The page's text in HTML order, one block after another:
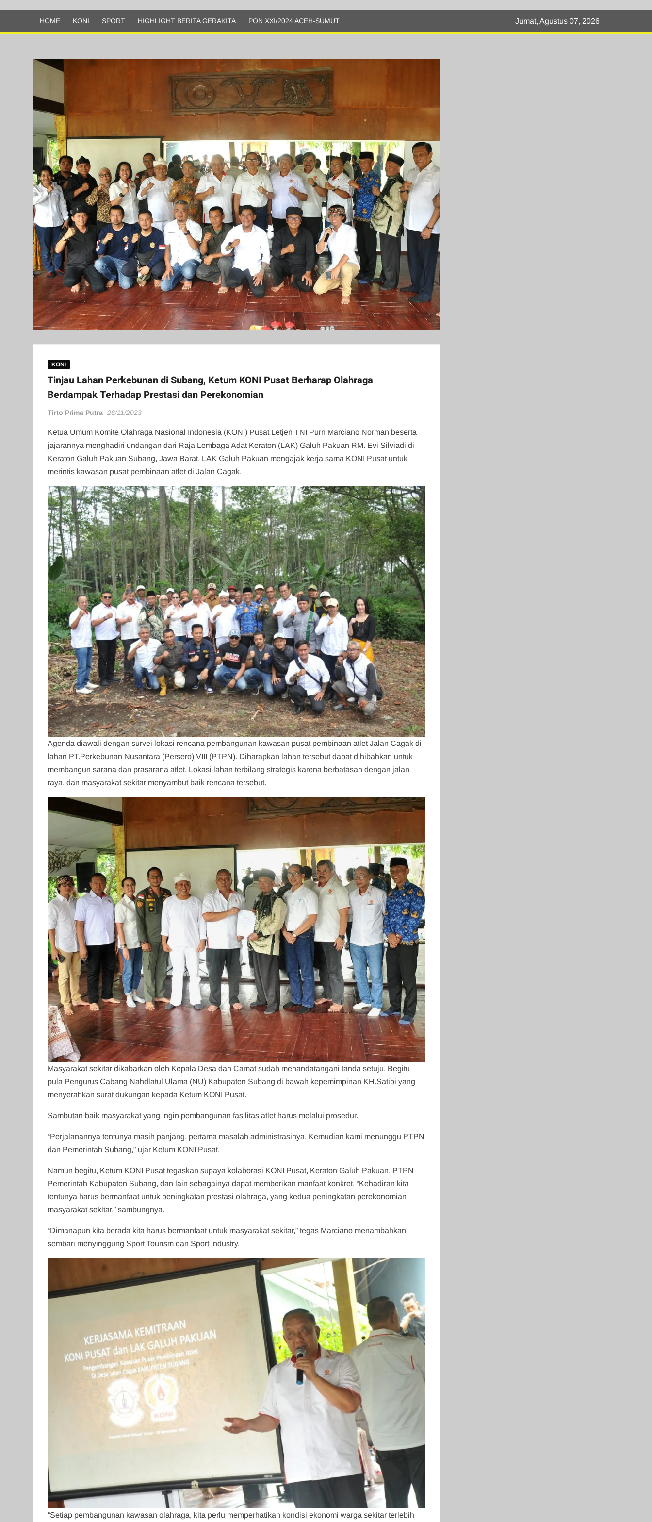
Olahraga
HOME KONI SPORT HIGHLIGHT BERITA GERAKITA PON XXI/2024 ACEH-SUMUT Jumat, Agustus 07, 2026
KONI
Tinjau Lahan Perkebunan di Subang, Ketum KONI Pusat Berharap Olahraga
Berdampak Terhadap Prestasi dan Perekonomian
Tirto Prima Putra 28/11/2023
Ketua Umum Komite Olahraga Nasional Indonesia (KONI) Pusat Letjen TNI Purn Marciano Norman beserta
jajarannya menghadiri undangan dari Raja Lembaga Adat Keraton (LAK) Galuh Pakuan RM. Evi Silviadi di
Keraton Galuh Pakuan Subang, Jawa Barat. LAK Galuh Pakuan mengajak kerja sama KONI Pusat untuk
merintis kawasan pusat pembinaan atlet di Jalan Cagak.
Agenda diawali dengan survei lokasi rencana pembangunan kawasan pusat pembinaan atlet Jalan Cagak di
lahan PT.Perkebunan Nusantara (Persero) VIII (PTPN). Diharapkan lahan tersebut dapat dihibahkan untuk
membangun sarana dan prasarana atlet. Lokasi lahan terbilang strategis karena berbatasan dengan jalan
raya, dan masyarakat sekitar menyambut baik rencana tersebut.
Masyarakat sekitar dikabarkan oleh Kepala Desa dan Camat sudah menandatangani tanda setuju. Begitu
pula Pengurus Cabang Nahdlatul Ulama (NU) Kabupaten Subang di bawah kepemimpinan KH.Satibi yang
menyerahkan surat dukungan kepada Ketum KONI Pusat.
Sambutan baik masyarakat yang ingin pembangunan fasilitas atlet harus melalui prosedur.
“Perjalanannya tentunya masih panjang, pertama masalah administrasinya. Kemudian kami menunggu PTPN
dan Pemerintah Subang,” ujar Ketum KONI Pusat.
Namun begitu, Ketum KONI Pusat tegaskan supaya kolaborasi KONI Pusat, Keraton Galuh Pakuan, PTPN
Pemerintah Kabupaten Subang, dan lain sebagainya dapat memberikan manfaat konkret. “Kehadiran kita
tentunya harus bermanfaat untuk peningkatan prestasi olahraga, yang kedua peningkatan perekonomian
masyarakat sekitar,” sambungnya.
“Dimanapun kita berada kita harus bermanfaat untuk masyarakat sekitar,” tegas Marciano menambahkan
sembari menyinggung Sport Tourism dan Sport Industry.
“Setiap pembangunan kawasan olahraga, kita perlu memperhatikan kondisi ekonomi warga sekitar terlebih